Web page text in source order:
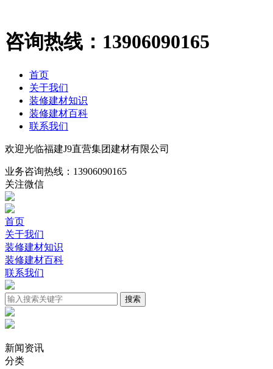
咨询热线： 13906090165
首页
关于我们
装修建材知识
装修建材百科
联系我们
欢迎光临福建J9直营集团建材有限公司
业务咨询热线： 13906090165
关注微信
首页
关于我们
装修建材知识
装修建材百科
联系我们
新闻资讯
分类